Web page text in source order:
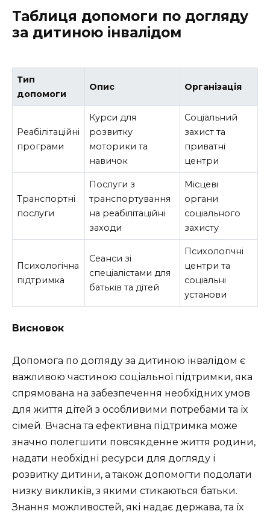
Таблиця допомоги по догляду
за дитиною інвалідом
Тип
допомоги
Опис Організація
Реабілітаційні
програми
Курси для
розвитку
моторики та
навичок
Соціальний
захист та
приватні
центри
Транспортні
послуги
Послуги з
транспортування
на реабілітаційні
заходи
Місцеві
органи
соціального
захисту
Психологічна
підтримка
Сеанси зі
спеціалістами для
батьків та дітей
Психологічні
центри та
соціальні
установи
Висновок
Допомога по догляду за дитиною інвалідом є
важливою частиною соціальної підтримки, яка
спрямована на забезпечення необхідних умов
для життя дітей з особливими потребами та їх
сімей. Вчасна та ефективна підтримка може
значно полегшити повсякденне життя родини,
надати необхідні ресурси для догляду і
розвитку дитини, а також допомогти подолати
низку викликів, з якими стикаються батьки.
Знання можливостей, які надає держава, та їх